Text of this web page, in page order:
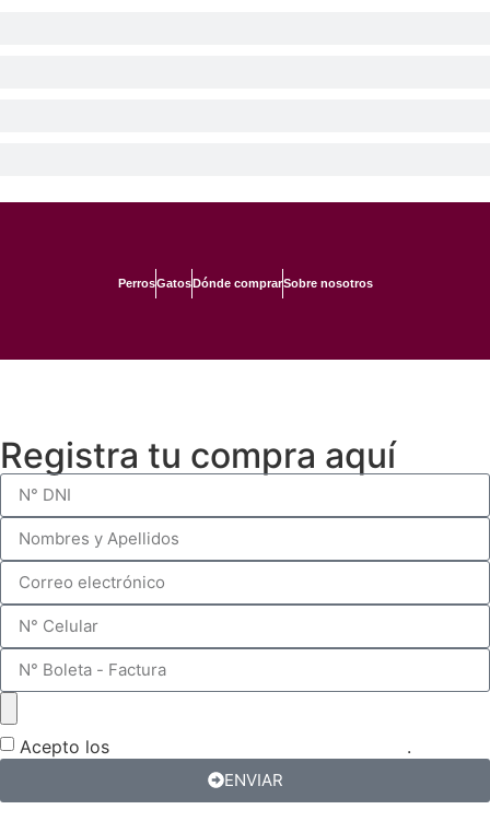
PerrosGatosDónde comprarSobre nosotros
Registra tu compra aquí
Acepto los .
ENVIAR